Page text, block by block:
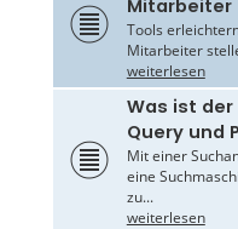
Mitarbeiter
Tools
Mitarbeiter
weiterlesen
Was ist
Query und
Mit einer
eine
zu...
weiterlesen